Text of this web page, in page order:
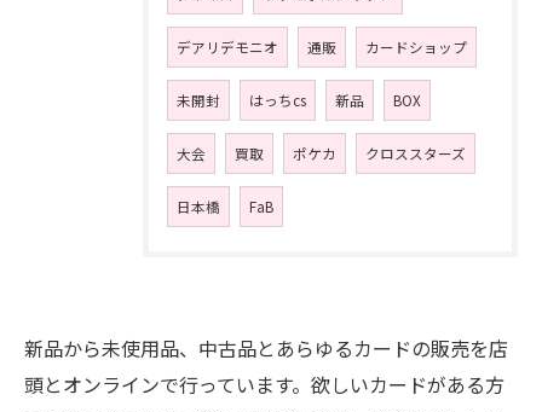
デアリデモニオ 通販 カードショップ
未開封 はっちcs 新品 BOX
大会 買取 ポケカ クロススターズ
日本橋 FaB
新品から未使用品、中古品とあらゆるカードの販売を店
頭とオンラインで行っています。欲しいカードがある方